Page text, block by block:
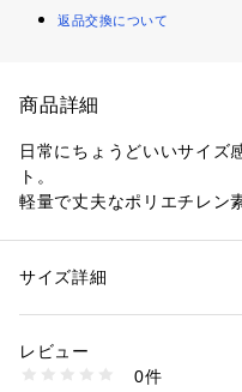
返品交換について
商品詳細
日常にちょうどいいサイズ
ト。
軽量で丈夫なポリエチレン
上品なレザーハンドルとタ
アルながらも大人らしい雰
性別：レディース
素材：本体：ポリエチレン 内
商品番号：
woven-m-tote （ショップ）
サイズ詳細
レビュー
0件